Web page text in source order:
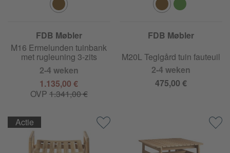
FDB Møbler
M16 Ermelunden tuinbank
met rugleuning 3-zits
2-4 weken
1.135,00 €
OVP 1.341,00 €
FDB Møbler
M20L Teglgård tuin fauteuil
2-4 weken
475,00 €
Actie